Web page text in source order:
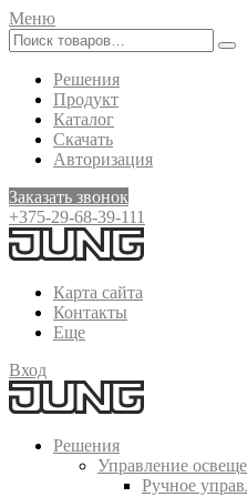
Меню
Решения
Продукт
Каталог
Скачать
Авторизация
Заказать звонок
+375-29-68-39-111
Карта сайта
Контакты
Еще
Вход
Решения
Управление
Ручное